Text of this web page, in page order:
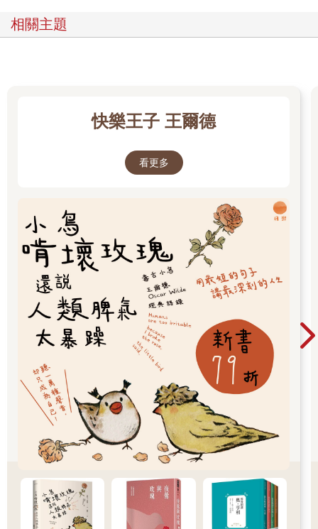
然而，生為傘王孩子的伍仁實，從小卻最討厭雨天，原因無它，
頓，說他們沒用、浪費（醫藥）錢，甚至連白吃白住、養老鼠咬
倆仍會假裝沒事抱病上場。等賣完傘回到店裡，再把身體吹乾、
喝一碗媽媽煮的薑茶，如此一天又一天。
經過的路人，看他們淋得溼透、可憐兮兮的模樣，總會不忍心而
掏錢，真正沒帶傘怕雨淋的反而是少數。爸爸得意地說他是結合
建商找人揹看板和阿婆賣玉蘭花的手法，但伍仁實長大後回想，
利用別人的同情心，那根本就是在乞討，小時候不懂那麼多，只
是每次遇到同學經過，伍仁實就會把頭低得不能再低，好利用斗
笠緣遮住自己的臉，有一次被心儀的女同學發現，他恨不得地上
有個洞可以鑽進去。原本以為和自己一起淋雨的哥哥也有相同感
受，但哥哥說他很高興能幫上家計，再辛苦、丟臉也沒關係。
結果全家就只有他討厭雨天。
畢業後，伍仁實輾轉換過幾個工作，最終到另一個經常下雨的城
市定居，繼續賣雨傘。
他不再在雨天出門兜售雨具，為節省人力支出也是自己顧店，然
而不熱衷於賺錢的他，生意一直沒有起色，即便依靠爸爸的人脈
批進比在地同業便宜的雨傘，也不願把售價訂得更低，只因為他
不想跟同業惡性競爭，所以後到又沒特色的他的傘店，生意始終
不見起色，只能勉強靠著成本的價差營生。
閒來無事時，伍仁實會坐在門口發呆、看雨景。
相關主題
快樂王子 王爾德
看更多